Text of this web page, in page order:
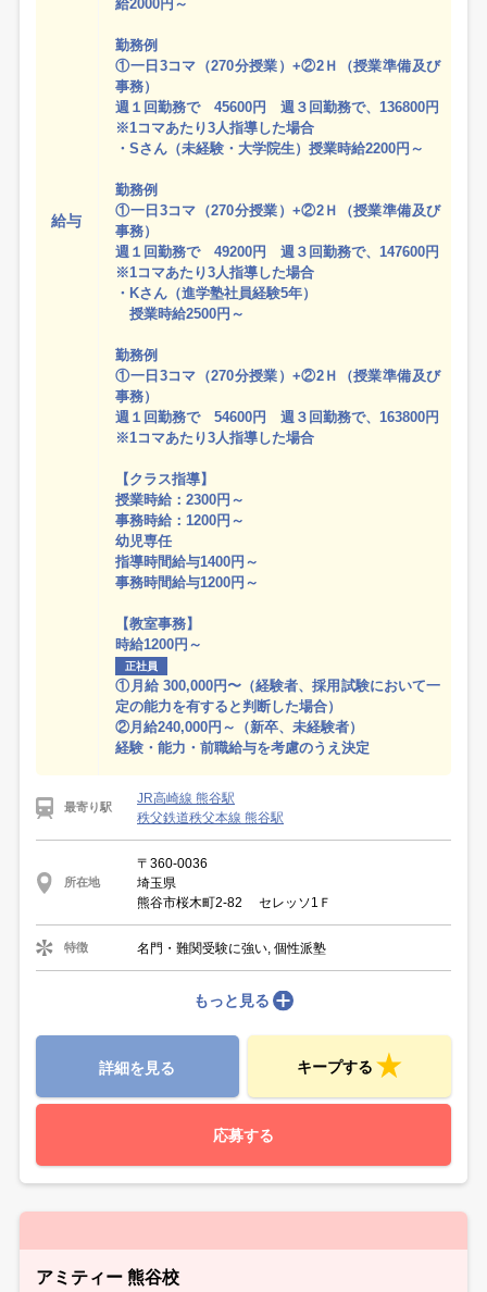
給与
給2000円～
勤務例
①一日3コマ（270分授業）+②2Ｈ（授業準備及び
事務）
週１回勤務で 45600円 週３回勤務で、136800円
※1コマあたり3人指導した場合
・Sさん（未経験・大学院生）授業時給2200円～
勤務例
①一日3コマ（270分授業）+②2Ｈ（授業準備及び
事務）
週１回勤務で 49200円 週３回勤務で、147600円
※1コマあたり3人指導した場合
・Kさん（進学塾社員経験5年）
授業時給2500円～
勤務例
①一日3コマ（270分授業）+②2Ｈ（授業準備及び
事務）
週１回勤務で 54600円 週３回勤務で、163800円
※1コマあたり3人指導した場合
【クラス指導】
授業時給：2300円～
事務時給：1200円～
幼児専任
指導時間給与1400円～
事務時間給与1200円～
【教室事務】
時給1200円～
正社員
①月給 300,000円〜（経験者、採用試験において一
定の能力を有すると判断した場合）
②月給240,000円～（新卒、未経験者）
経験・能力・前職給与を考慮のうえ決定
最寄り駅
JR高崎線 熊谷駅
秩父鉄道秩父本線 熊谷駅
所在地
〒360-0036
埼玉県
熊谷市桜木町2-82 セレッソ1Ｆ
特徴 名門・難関受験に強い, 個性派塾
もっと見る
詳細を見る キープする
応募する
アミティー 熊谷校